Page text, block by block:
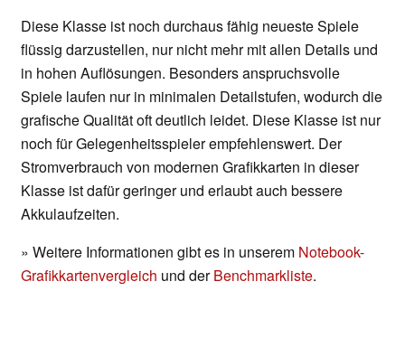
Diese Klasse ist noch durchaus fähig neueste Spiele
flüssig darzustellen, nur nicht mehr mit allen Details und
in hohen Auflösungen. Besonders anspruchsvolle
Spiele laufen nur in minimalen Detailstufen, wodurch die
grafische Qualität oft deutlich leidet. Diese Klasse ist nur
noch für Gelegenheitsspieler empfehlenswert. Der
Stromverbrauch von modernen Grafikkarten in dieser
Klasse ist dafür geringer und erlaubt auch bessere
Akkulaufzeiten.
» Weitere Informationen gibt es in unserem Notebook-
Grafikkartenvergleich und derBenchmarkliste.